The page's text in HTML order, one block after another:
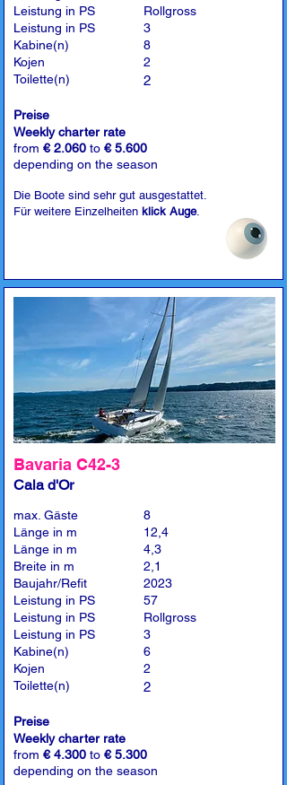
Leistung in PS
Leistung in PS
Kabine(n)
Kojen
Toilette(n)
Rollgross
3
8
2
2
Preise
Weekly charter rate
from € 2.060 to € 5.600
depending on the season
Die Boote sind sehr gut ausgestattet.
Für weitere Einzelheiten klick Auge.
Bavaria C42-3
Cala d'Or
max. Gäste
Länge in m
Länge in m
Breite in m
Baujahr/Refit
Leistung in PS
Leistung in PS
Leistung in PS
Kabine(n)
Kojen
Toilette(n)
8
12,4
4,3
2,1
2023
57
Rollgross
3
6
2
2
Preise
Weekly charter rate
from € 4.300 to € 5.300
depending on the season